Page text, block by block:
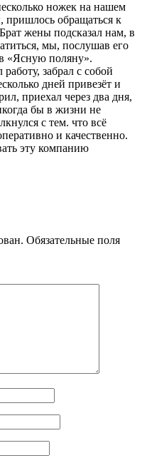
ножек на нашем
обращаться к
жены подсказал нам, в
мы, послушав его
«Ясную поляну».
забрал с собой
дней привезёт и
приехал через два дня,
бы в жизни не
с тем. что всё
и качественно.
эту компанию
Обязательные поля